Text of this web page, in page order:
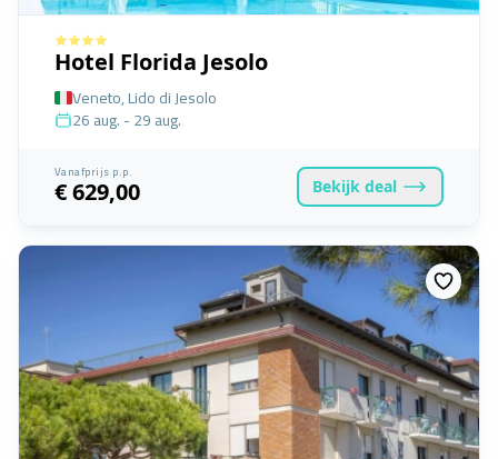
Hotel Florida Jesolo
Veneto, Lido di Jesolo
26 aug. - 29 aug.
Vanafprijs p.p.
€ 629,00 Bekijk deal